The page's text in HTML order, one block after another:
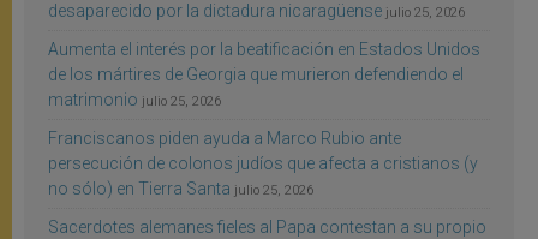
desaparecido por la dictadura nicaragüense julio 25, 2026
Aumenta el interés por la beatificación en Estados Unidos
de los mártires de Georgia que murieron defendiendo el
matrimonio julio 25, 2026
Franciscanos piden ayuda a Marco Rubio ante
persecución de colonos judíos que afecta a cristianos (y
no sólo) en Tierra Santa julio 25, 2026
Sacerdotes alemanes fieles al Papa contestan a su propio